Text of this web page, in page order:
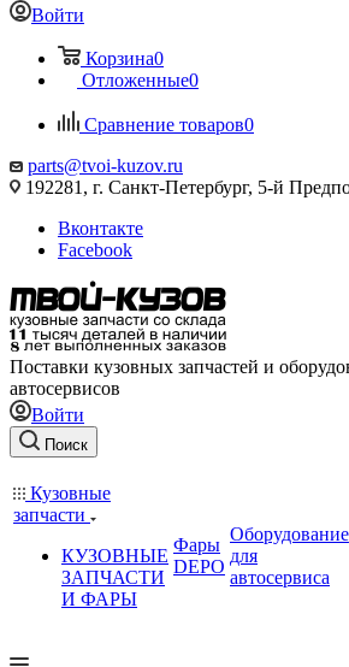
Войти
Корзина0
Отложенные0
Сравнение товаров0
parts@tvoi-kuzov.ru
192281, г. Санкт-Петербург, 5-й
Вконтакте
Facebook
Поставки кузовных запчастей и
автосервисов
Войти
Поиск
Кузовные
запчасти
КУЗОВНЫЕ
ЗАПЧАСТИ
И ФАРЫ
Фары
DEPO
Оборудование
для
автосервиса